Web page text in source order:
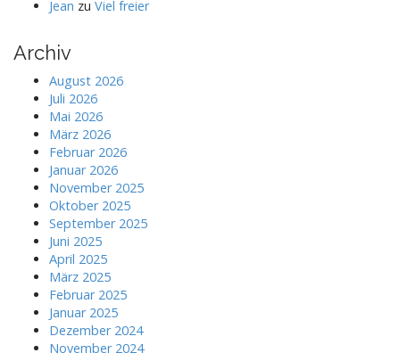
Jean zu Viel freier
Archiv
August 2026
Juli 2026
Mai 2026
März 2026
Februar 2026
Januar 2026
November 2025
Oktober 2025
September 2025
Juni 2025
April 2025
März 2025
Februar 2025
Januar 2025
Dezember 2024
November 2024